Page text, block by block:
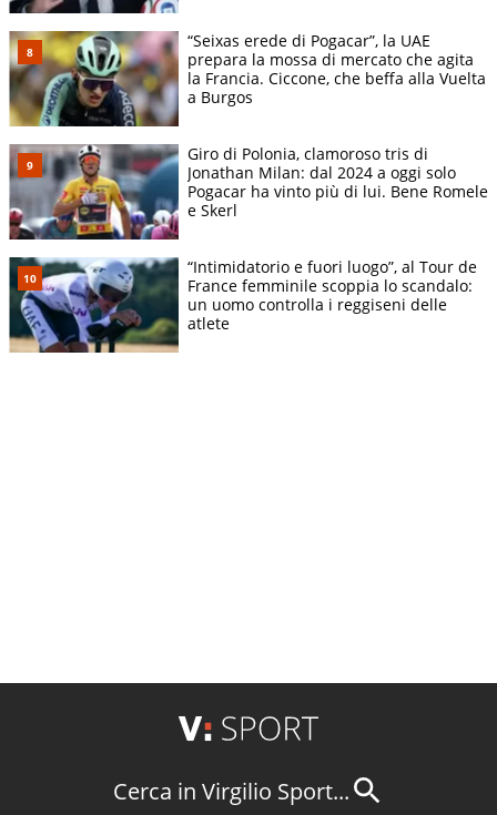
“Seixas erede di Pogacar”, la UAE
prepara la mossa di mercato che agita
la Francia. Ciccone, che beffa alla Vuelta
a Burgos
Giro di Polonia, clamoroso tris di
Jonathan Milan: dal 2024 a oggi solo
Pogacar ha vinto più di lui. Bene Romele
e Skerl
“Intimidatorio e fuori luogo”, al Tour de
France femminile scoppia lo scandalo:
un uomo controlla i reggiseni delle
atlete
Cerca in Virgilio Sport...